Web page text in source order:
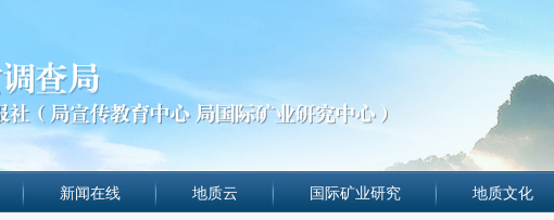
新闻在线 地质云 国际矿业研究 地质文化